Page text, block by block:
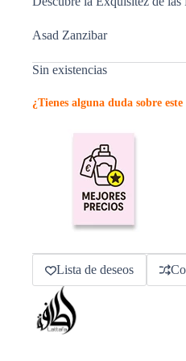
Asad Zanzibar
Sin existencias
¿Tienes alguna duda sobre
Lista de deseos